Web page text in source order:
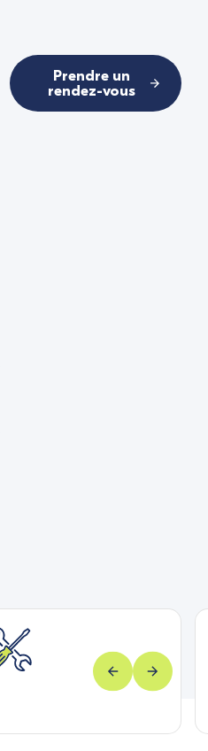
Prendre un
rendez-vous